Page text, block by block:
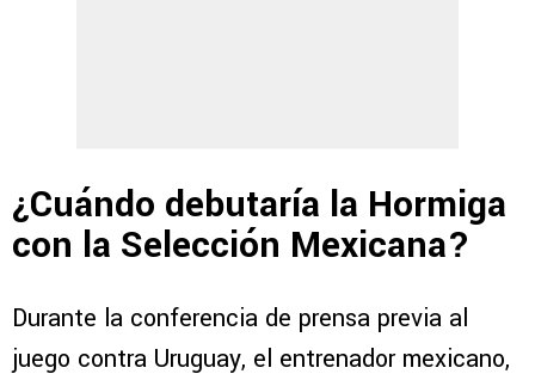
¿Cuándo debutaría la Hormiga
con la Selección Mexicana?
Durante la conferencia de prensa previa al
juego contra Uruguay, el entrenador mexicano,